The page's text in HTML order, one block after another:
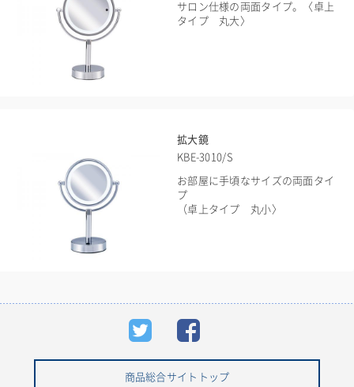
サロン仕様の両面タイプ。〈卓上
タイプ 丸大〉
拡大鏡
KBE-3010/S
お部屋に手頃なサイズの両面タイ
プ
（卓上タイプ 丸小〉
商品総合サイトトップ